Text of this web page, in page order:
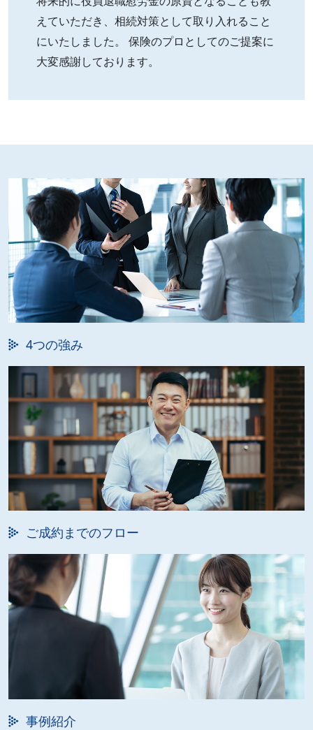
えていただき、相続対策として取り入れること
にいたしました。 保険のプロとしてのご提案に
大変感謝しております。
4つの強み
ご成約までのフロー
事例紹介